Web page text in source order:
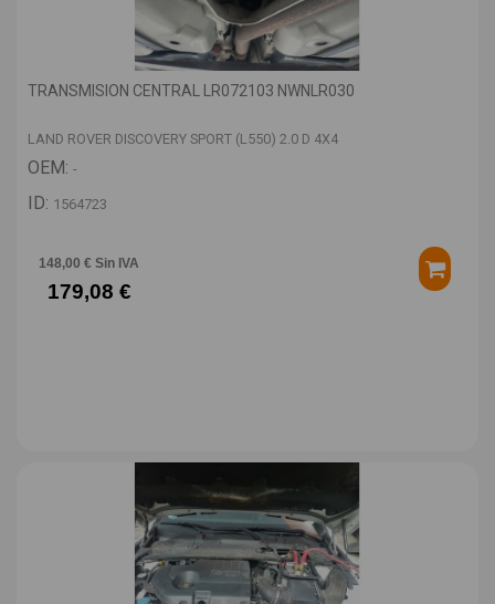
TRANSMISION CENTRAL LR072103 NWNLR030
LAND ROVER DISCOVERY SPORT (L550) 2.0 D 4X4
OEM: -
ID: 1564723
148,00 € Sin IVA
179,08 €